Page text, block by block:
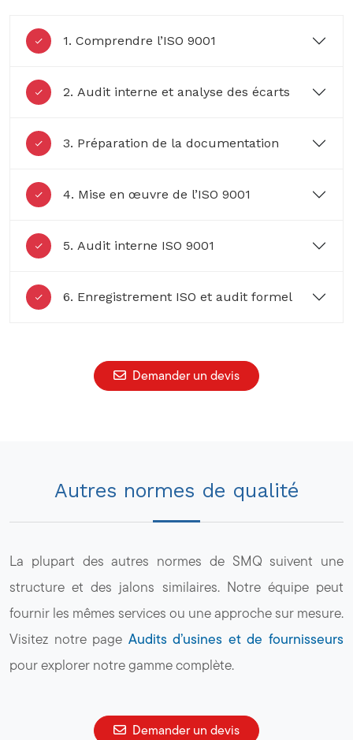
1. Comprendre l’ISO 9001
2. Audit interne et analyse des écarts
3. Préparation de la documentation
4. Mise en œuvre de l’ISO 9001
5. Audit interne ISO 9001
6. Enregistrement ISO et audit formel
Demander un devis
Autres normes de qualité
La plupart des autres normes de SMQ suivent une
structure et des jalons similaires. Notre équipe peut
fournir les mêmes services ou une approche sur mesure.
Visitez notre page Audits d’usines et de fournisseurs
pour explorer notre gamme complète.
Demander un devis